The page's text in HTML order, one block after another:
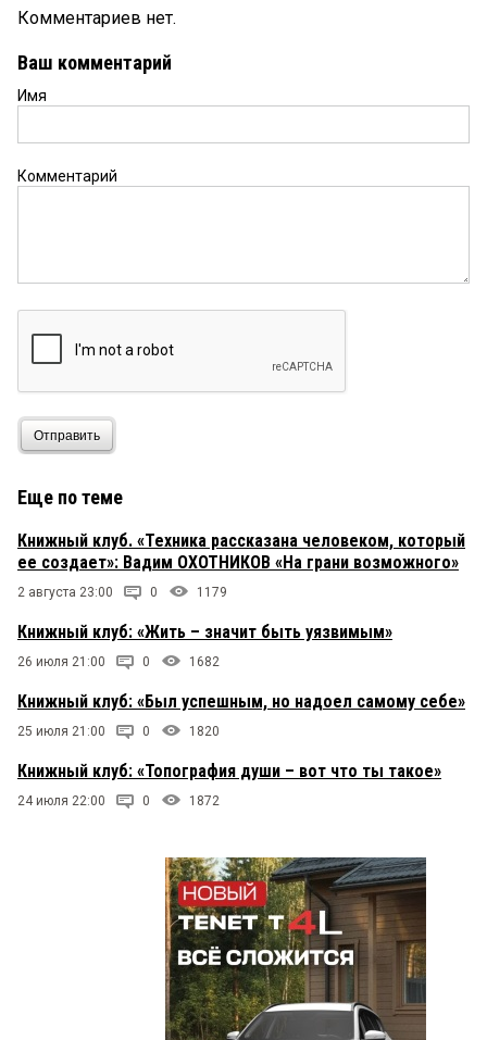
Комментариев нет.
Ваш комментарий
Имя
Комментарий
Отправить
Еще по теме
Книжный клуб. «Техника рассказана человеком, который
ее создает»: Вадим ОХОТНИКОВ «На грани возможного»
2 августа 23:00 0 1179
Книжный клуб: «Жить – значит быть уязвимым»
26 июля 21:00 0 1682
Книжный клуб: «Был успешным, но надоел самому себе»
25 июля 21:00 0 1820
Книжный клуб: «Топография души – вот что ты такое»
24 июля 22:00 0 1872